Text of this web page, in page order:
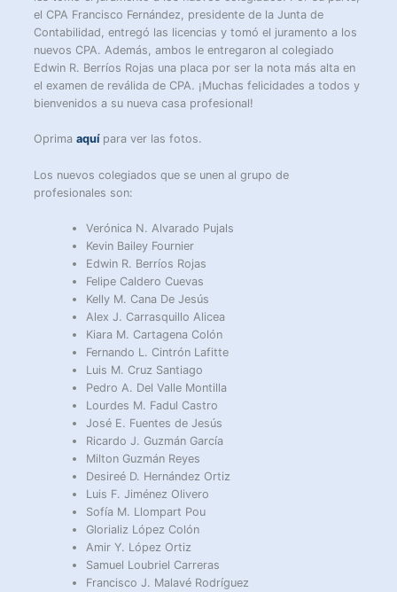
el CPA Francisco Fernández, presidente de la Junta de
Contabilidad, entregó las licencias y tomó el juramento a los
nuevos CPA. Además, ambos le entregaron al colegiado
Edwin R. Berríos Rojas una placa por ser la nota más alta en
el examen de reválida de CPA. ¡Muchas felicidades a todos y
bienvenidos a su nueva casa profesional!
Oprimaaquípara ver las fotos.
Los nuevos colegiados que se unen al grupo de
profesionales son:
Verónica N. Alvarado Pujals
Kevin Bailey Fournier
Edwin R. Berríos Rojas
Felipe Caldero Cuevas
Kelly M. Cana De Jesús
Alex J. Carrasquillo Alicea
Kiara M. Cartagena Colón
Fernando L. Cintrón Lafitte
Luis M. Cruz Santiago
Pedro A. Del Valle Montilla
Lourdes M. Fadul Castro
José E. Fuentes de Jesús
Ricardo J. Guzmán García
Milton Guzmán Reyes
Desireé D. Hernández Ortiz
Luis F. Jiménez Olivero
Sofía M. Llompart Pou
Glorializ López Colón
Amir Y. López Ortiz
Samuel Loubriel Carreras
Francisco J. Malavé Rodríguez